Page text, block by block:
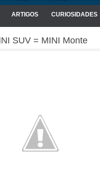
ARTIGOS CURIOSIDADES
SUV = MINI Monte